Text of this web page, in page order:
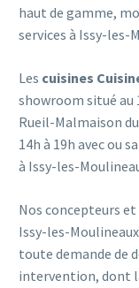
haut de gamme,
services à Issy-les-
Les cuisines
showroom situé au
Rueil-Malmaison
14h à 19h avec ou
à Issy-les-
Nos concepteurs
Issy-les-
toute demande de
intervention, dont